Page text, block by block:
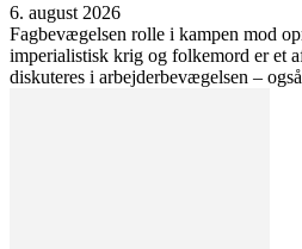
6. august 2026
Fagbevægelsen rolle i kampen mod
imperialistisk krig og folkemord er et
diskuteres i arbejderbevægelsen –